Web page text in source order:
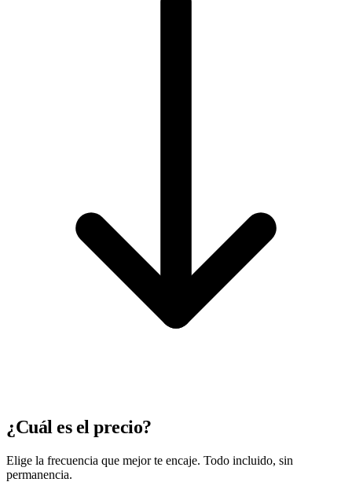
¿Cuál es el precio?
Elige la frecuencia que mejor te encaje. Todo incluido, sin
permanencia.